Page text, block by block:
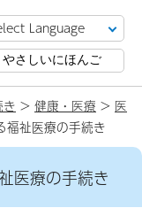
やさしいにほんご
> 健康・医療 > 医
祉医療の手続き
医療の手続き